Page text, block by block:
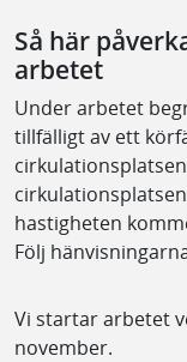
Så här
arbetet
Under arbetet
tillfälligt av ett
hastigheten
Följ
Vi startar arbetet
november.